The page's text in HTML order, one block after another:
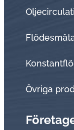
Övriga